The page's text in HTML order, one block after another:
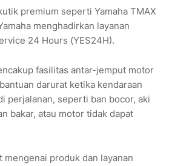
premium seperti Yamaha TMAX
menghadirkan layanan
24 Hours (YES24H).
fasilitas antar-jemput motor
darurat ketika kendaraan
perjalanan, seperti ban bocor, aki
bakar, atau motor tidak dapat
produk dan layanan